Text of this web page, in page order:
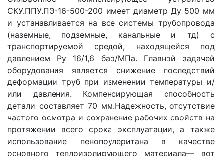
СКУ.ППУ.ПЭ-16-500-200 имеет диаметр Ду 500 мм
и устанавливается на все системы трубопровода
(наземные, подземные, канальные и тд) с
транспортируемой средой, находящейся под
давлением Ру 16/1,6 бар/МПа. Главной задачей
оборудования является снижение последствий
деформации труб при изменении температуры и/
или давления. Компенсирующая способность
детали составляет 70 мм.Надежность, отсутствие
частого осмотра и сохранение рабочих свойств на
протяжении всего срока эксплуатации, а также
использование пенопоулеритана в качестве
основного теплоизолирующего материала— вот